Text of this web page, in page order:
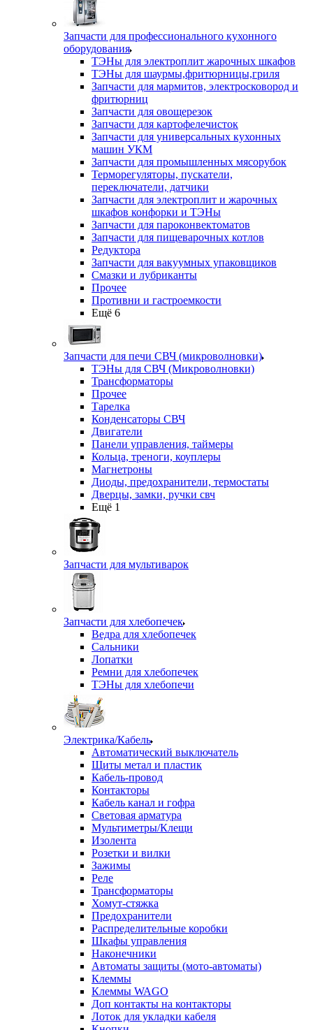
Запчасти для профессионального кухонного
оборудования
ТЭНы для электроплит жарочных шкафов
ТЭНы для шаурмы,фритюрницы,гриля
Запчасти для мармитов, электросковород и
фритюрниц
Запчасти для овощерезок
Запчасти для картофелечисток
Запчасти для универсальных кухонных
машин УКМ
Запчасти для промышленных мясорубок
Терморегуляторы, пускатели,
переключатели, датчики
Запчасти для электроплит и жарочных
шкафов конфорки и ТЭНы
Запчасти для пароконвектоматов
Запчасти для пищеварочных котлов
Редуктора
Запчасти для вакуумных упаковщиков
Смазки и лубриканты
Прочее
Противни и гастроемкости
Ещё 6
Запчасти для печи СВЧ (микроволновки)
ТЭНы для СВЧ (Микроволновки)
Трансформаторы
Прочее
Тарелка
Конденсаторы СВЧ
Двигатели
Панели управления, таймеры
Кольца, треноги, коуплеры
Магнетроны
Диоды, предохранители, термостаты
Дверцы, замки, ручки свч
Ещё 1
Запчасти для мультиварок
Запчасти для хлебопечек
Ведра для хлебопечек
Сальники
Лопатки
Ремни для хлебопечек
ТЭНы для хлебопечи
Электрика/Кабель
Автоматический выключатель
Щиты метал и пластик
Кабель-провод
Контакторы
Кабель канал и гофра
Световая арматура
Мультиметры/Клещи
Изолента
Розетки и вилки
Зажимы
Реле
Трансформаторы
Хомут-стяжка
Предохранители
Распределительные коробки
Шкафы управления
Наконечники
Автоматы защиты (мото-автоматы)
Клеммы
Клеммы WAGO
Доп контакты на контакторы
Лоток для укладки кабеля